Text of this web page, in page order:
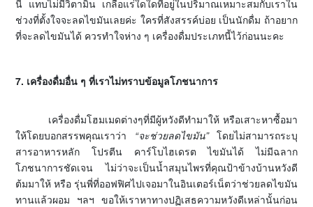
นี้ แทบไม่มีวิตามิน เกลือแร่ใดใดที่อยู่ในปริมาณเหมาะสมกับเราใน
ช่วงที่ตั้งใจจะลดไขมันเลยค่ะ ใครที่สังสรรค์บ่อย เป็นนักดื่ม ถ้าอยาก
ที่จะลดไขมันได้ ควรทำใจห่าง ๆ เครื่องดื่มประเภทนี้ไว้ก่อนนะคะ
7. เครื่องดื่มอื่น ๆ ที่เราไม่ทราบข้อมูลโภชนาการ
เครื่องดื่มโฮมเมดต่างๆที่มีผู้หวังดีทำมาให้ หรือเสาะหาซื้อมา
ให้โดยบอกสรรพคุณเราว่า “จะช่วยลดไขมัน”โดยไม่สามารถระบุ
สารอาหารหลัก โปรตีน คาร์โบไฮเดรต ไขมันได้ ไม่มีฉลาก
โภชนาการชัดเจน ไม่ว่าจะเป็นน้ำสมุนไพรที่คุณป้าข้างบ้านหวังดี
ต้มมาให้ หรือ รุ่นพี่ที่ออฟฟิศไปเจอมาในอินเตอร์เน็ตว่าช่วยลดไขมัน
ทานแล้วผอม ฯลฯ ขอให้เราหาทางปฏิเสธความหวังดีเหล่านั้นก่อน